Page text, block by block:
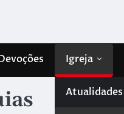
Igreja
Atualidades